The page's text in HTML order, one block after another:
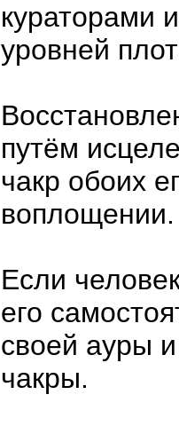
кураторами
уровней
путём
чакр обоих
воплощении.
Если
его
своей ауры
чакры.